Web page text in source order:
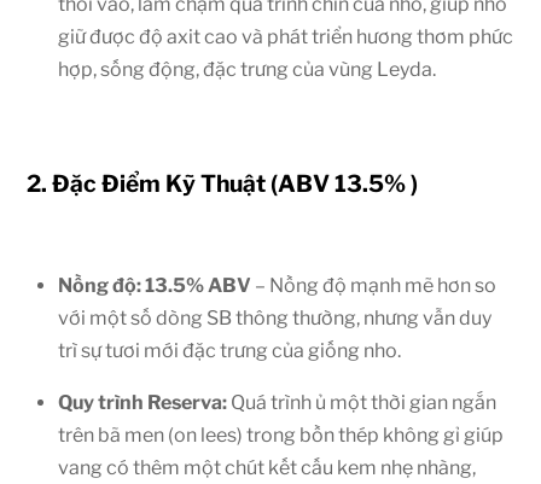
giữ được độ axit cao và phát triển hương thơm phức
hợp, sống động, đặc trưng của vùng Leyda.
2. Đặc Điểm Kỹ Thuật (ABV13.5%)
Nồng độ:13.5% ABV – Nồng độ mạnh mẽ hơn so
với một số dòng SB thông thường, nhưng vẫn duy
trì sự tươi mới đặc trưng của giống nho.
Quy trình Reserva: Quá trình ủ một thời gian ngắn
trên bã men (on lees) trong bồn thép không gỉ giúp
vang có thêm một chút kết cấu kem nhẹ nhàng,